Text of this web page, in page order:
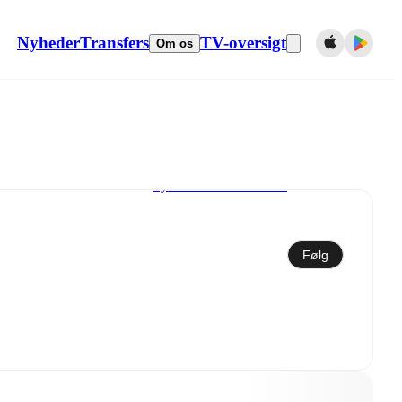
NyhederTransfers Om os TV-oversigt
Følg